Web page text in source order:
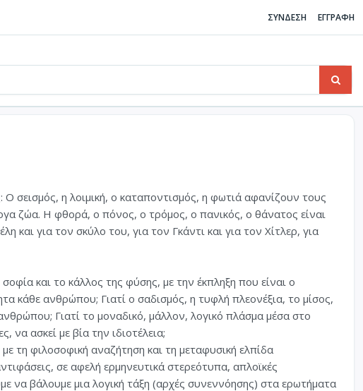
ΣΥΝΔΕΣΗ ΕΓΓΡΑΦΗ
Ο σεισμός, η λοιμική, ο καταποντισμός, η φωτιά αφανίζουν τους
ζώα. Η φθορά, ο πόνος, ο τρόμος, ο πανικός, ο θάνατος είναι
και για τον σκύλο του, για τον Γκάντι και για τον Χίτλερ, για
και το κάλλος της φύσης, με την έκπληξη που είναι ο
κάθε ανθρώπου; Γιατί ο σαδισμός, η τυφλή πλεονέξια, το μίσος,
Γιατί το μοναδικό, μάλλον, λογικό πλάσμα μέσα στο
να ασκεί με βία την ιδιοτέλεια;
τη φιλοσοφική αναζήτηση και τη μεταφυσική ελπίδα
σε αφελή ερμηνευτικά στερεότυπα, απλοϊκές
να βάλουμε μια λογική τάξη (αρχές συνεννόησης) στα ερωτήματα